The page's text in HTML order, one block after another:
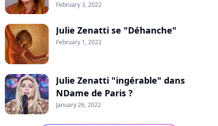
February 3, 2022
Julie Zenatti se "Déhanche"
February 1, 2022
Julie Zenatti "ingérable" dans
NDame de Paris ?
January 26, 2022